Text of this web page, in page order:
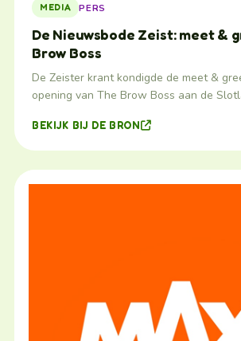
MEDIA PERS
De Nieuwsbode Zeist: meet &
Brow Boss
De Zeister krant kondigde de meet &
opening van The Brow Boss aan de
BEKIJK BIJ DE BRON